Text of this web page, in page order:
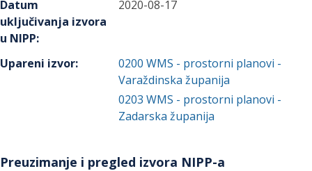
Datum
uključivanja izvora
u NIPP:
2020-08-17
Upareni izvor: 0200 WMS - prostorni planovi -
Varaždinska županija
0203 WMS - prostorni planovi -
Zadarska županija
Preuzimanje i pregled izvora NIPP-a